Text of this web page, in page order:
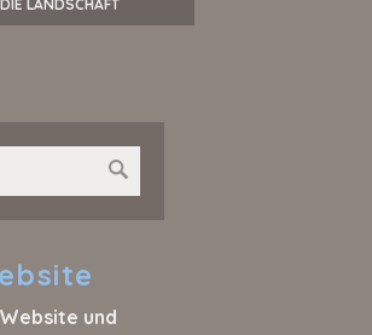
LANDSCHAFT
und